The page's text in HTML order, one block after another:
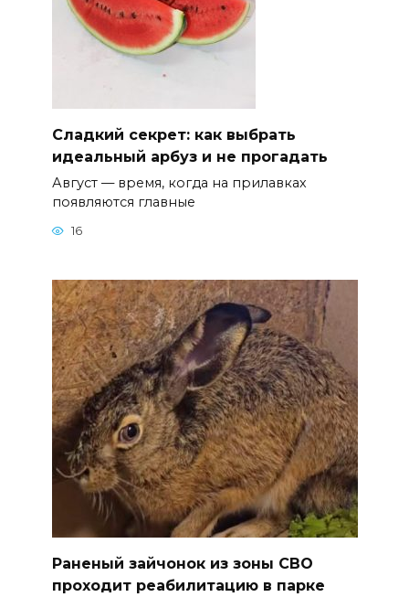
Сладкий секрет: как выбрать
идеальный арбуз и не прогадать
Август — время, когда на прилавках
появляются главные
16
Раненый зайчонок из зоны СВО
проходит реабилитацию в парке